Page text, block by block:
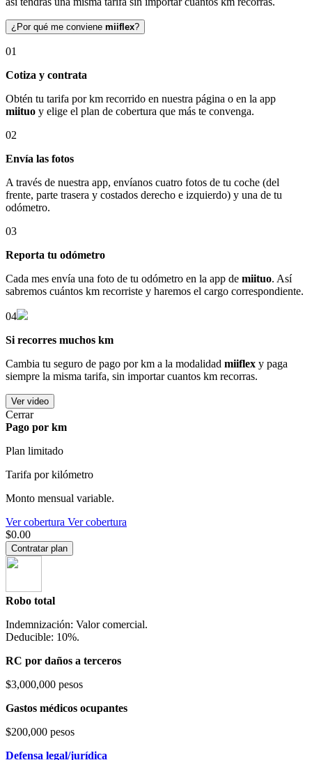
¿Por qué me conviene miiflex?
01
Cotiza y contrata
Obtén tu tarifa por km recorrido en nuestra página o en la app
miituo y elige el plan de cobertura que más te convenga.
02
Envía las fotos
A través de nuestra app, envíanos cuatro fotos de tu coche (del
frente, parte trasera y costados derecho e izquierdo) y una de tu
odómetro.
03
Reporta tu odómetro
Cada mes envía una foto de tu odómetro en la app de miituo. Así
sabremos cuántos km recorriste y haremos el cargo correspondiente.
04
Si recorres muchos km
Cambia tu seguro de pago por km a la modalidad miiflex y paga
siempre la misma tarifa, sin importar cuantos km recorras.
Ver video
Cerrar
Pago por km
Plan limitado
Tarifa por kilómetro
Monto mensual variable.
Ver cobertura Ver cobertura
$0.00
Contratar plan
Robo total
Indemnización: Valor comercial.
Deducible: 10%.
RC por daños a terceros
$3,000,000 pesos
Gastos médicos ocupantes
$200,000 pesos
Defensa legal/jurídica